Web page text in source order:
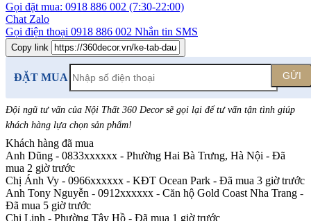
Gọi đặt mua: 0918 886 002 (7:30-22:00)
Chat Zalo
Gọi điện thoại 0918 886 002 Nhắn tin SMS
Copy link
ĐẶT MUA GỬI
Đội ngũ tư vấn của Nội Thất 360 Decor sẽ gọi lại để tư vấn tận tình giúp
khách hàng lựa chọn sản phẩm!
Khách hàng đã mua
Anh Dũng - 0833xxxxxx - Phường Hai Bà Trưng, Hà Nội - Đã
mua 2 giờ trước
Chị Ánh Vy - 0966xxxxxx - KĐT Ocean Park - Đã mua 3 giờ trước
Anh Tony Nguyễn - 0912xxxxxx - Căn hộ Gold Coast Nha Trang -
Đã mua 5 giờ trước
Chị Linh - Phường Tây Hồ - Đã mua 1 giờ trước